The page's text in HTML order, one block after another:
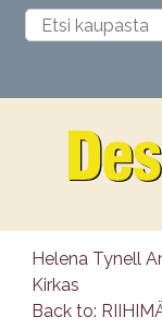
Helena Tynell
Kirkas
Back to: